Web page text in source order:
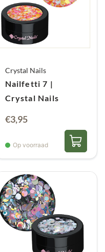
Crystal Nails
Nailfetti 7 |
Crystal Nails
€3,95
Op voorraad